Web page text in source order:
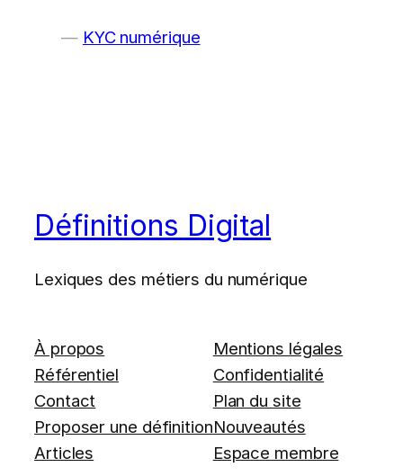
KYC numérique
Définitions Digital
Lexiques des métiers du numérique
À propos
Référentiel
Contact
Proposer une définition
Articles
Mentions légales
Confidentialité
Plan du site
Nouveautés
Espace membre